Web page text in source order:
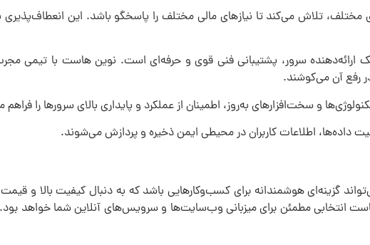
مختلف، تلاش می‌کند تا نیازهای مالی مختلف را پاسخگو باشد. این
رفع آن می‌کوشند.
گزینه‌ای هوشمندانه برای کسب‌وکارهایی باشد که به دنبال کیفیت بالا و
انتخابی مطمئن برای میزبانی وب‌سایت‌ها و سرویس‌های آنلاین شما خواهد بود.